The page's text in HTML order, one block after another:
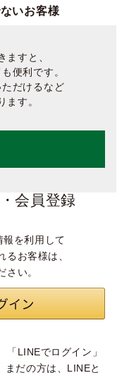
いお客様
ますと、
便利です。
だけるなど
ます。
会員登録
を利用して
るお客様は、
さい。
「LINEでログイン」
だの方は、 LINEと